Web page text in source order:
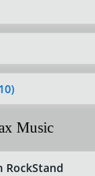
Music
RockStand